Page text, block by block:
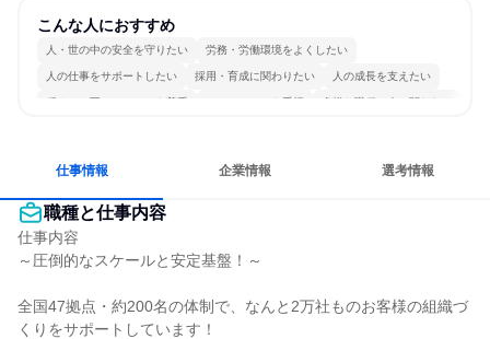
こんな人におすすめ
人・世の中の安全を守りたい 労務・労働環境をよくしたい
人の仕事をサポートしたい 採用・育成に関わりたい 人の成長を支えたい
穏やかで互いのペースを尊重 チームワークを重視 多様な職種の人と関われる
仕事情報 企業情報 選考情報
職種と仕事内容
仕事内容
～圧倒的なスケールと安定基盤！～
全国47拠点・約200名の体制で、なんと2万社ものお客様の組織づ
くりをサポートしています！